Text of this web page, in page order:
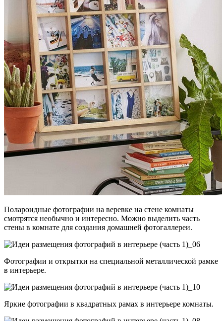
Полароидные фотографии на веревке на стене комнаты
смотрятся необычно и интересно. Можно выделить часть
стены в комнате для создания домашней фотогаллереи.
Фотографии и открытки на специальной металлической рамке
в интерьере.
Яркие фотографии в квадратных рамах в интерьере комнаты.